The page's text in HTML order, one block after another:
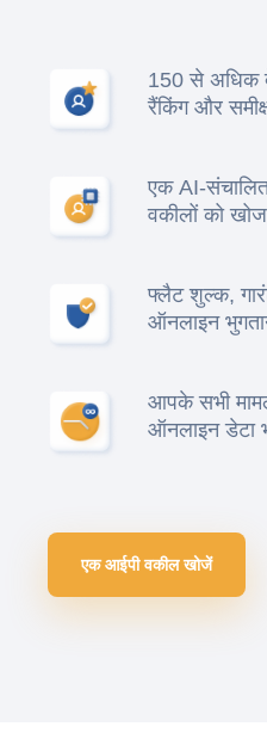
150 से अधिक
रैंकिंग और
एक AI-
वकीलों को
फ्लैट शुल्क,
ऑनलाइन
आपके सभी
ऑनलाइन डेटा
एक आईपी वकील खोजें